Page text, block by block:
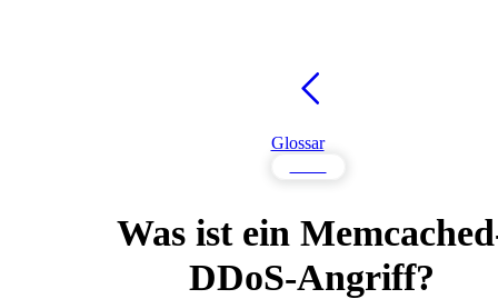
Glossar
Was ist ein
DDoS-Angriff?